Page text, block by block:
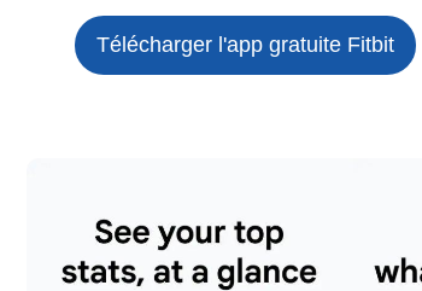
Télécharger l'app gratuite Fitbit